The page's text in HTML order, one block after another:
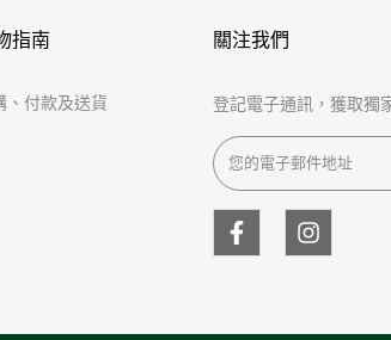
指南
、付款及送貨
關注我們
登記電子通訊，獲取獨